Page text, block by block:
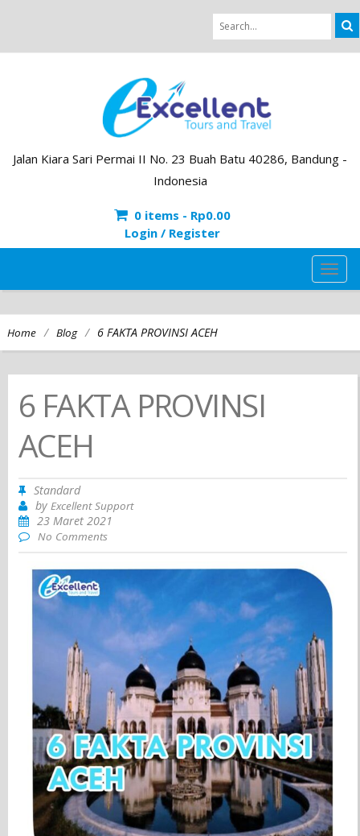
Jalan Kiara Sari Permai II No. 23 Buah Batu 40286, Bandung -
Indonesia
0 items - Rp0.00
Login / Register
Home / Blog / 6 FAKTA PROVINSI ACEH
6 FAKTA PROVINSI
ACEH
Standard
byExcellent Support
23 Maret 2021
No Comments